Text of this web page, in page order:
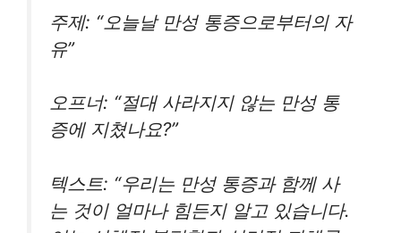
주제: “오늘날 만성 통증으로부터의 자
유”
오프너: “절대 사라지지 않는 만성 통
증에 지쳤나요?”
텍스트: “우리는 만성 통증과 함께 사
는 것이 얼마나 힘든지 알고 있습니다.